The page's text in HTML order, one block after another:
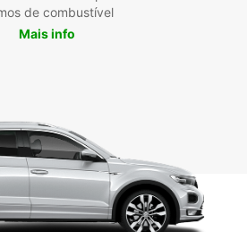
de combustível
Mais info